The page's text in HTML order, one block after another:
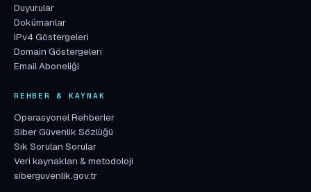
Duyurular
Dokümanlar
IPv4 Göstergeleri
Domain Göstergeleri
Email Aboneliği
REHBER & KAYNAK
Operasyonel Rehberler
Siber Güvenlik Sözlüğü
Sık Sorulan Sorular
Veri kaynakları & metodoloji
siberguvenlik.gov.tr